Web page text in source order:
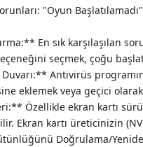
"Oyun
En sık karşılaşılan
seçmek, çoğu
Antivirüs
eklemek veya geçici
Özellikle ekran kartı
Ekran kartı üreticinizin
Doğrulama/